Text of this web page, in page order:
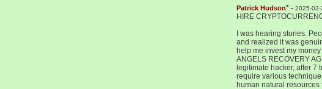
Patrick Hudson* - 2025-
HIRE
I was hearing stories.
and realized it was
help me invest my
ANGELS RECOVERY
legitimate hacker, after 7
require various
human natural